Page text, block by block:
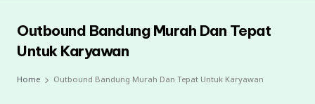
Outbound Bandung Murah Dan Tepat
Untuk Karyawan
Home Outbound Bandung Murah Dan Tepat Untuk Karyawan